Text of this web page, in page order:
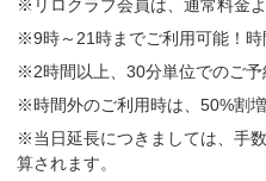
※リロクラブ会員は、通常料金
※9時～21時までご利用可能！時
※2時間以上、30分単位でのご予
※時間外のご利用時は、50%割
※当日延長につきましては、手
算されます。